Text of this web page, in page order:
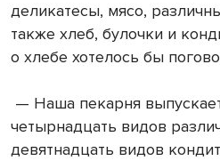
деликатесы, мясо,
также хлеб, булочки и
о хлебе хотелось бы
— Наша пекарня
четырнадцать видов
девятнадцать видов